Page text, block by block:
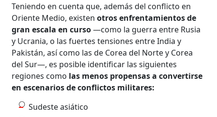
Teniendo en cuenta que, además del conflicto en
Oriente Medio, existenotros enfrentamientos de
gran escala en curso—como la guerra entre Rusia
y Ucrania, o las fuertes tensiones entre India y
Pakistán, así como las de Corea del Norte y Corea
del Sur—, es posible identificar las siguientes
regiones como las menos propensas a convertirse
en escenarios de conflictos militares:
Sudeste asiático